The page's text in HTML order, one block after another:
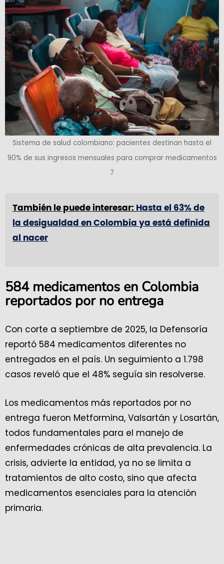
Sistema de salud colombiano: pacientes destinan hasta el
90% de sus ingresos mensuales para comprar medicamentos
7
También le puede interesar: Hasta el 63% de
la desigualdad en Colombia ya está definida
al nacer
584 medicamentos en Colombia
reportados por no entrega
Con corte a septiembre de 2025, la Defensoría
reportó 584 medicamentos diferentes no
entregados en el país. Un seguimiento a 1.798
casos reveló que el 48% seguía sin resolverse.
Los medicamentos más reportados por no
entrega fueron Metformina, Valsartán y Losartán,
todos fundamentales para el manejo de
enfermedades crónicas de alta prevalencia. La
crisis, advierte la entidad, ya no se limita a
tratamientos de alto costo, sino que afecta
medicamentos esenciales para la atención
primaria.